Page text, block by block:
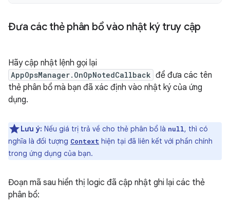
Đưa các thẻ phân bổ vào nhật ký truy cập
Hãy cập nhật lệnh gọi lại
AppOpsManager.OnOpNotedCallback để đưa các tên
thẻ phân bổ mà bạn đã xác định vào nhật ký của ứng
dụng.
Lưu ý: Nếu giá trị trả về cho thẻ phân bổ là null, thì có
nghĩa là đối tượng Context hiện tại đã liên kết với phần chính
trong ứng dụng của bạn.
Đoạn mã sau hiển thị logic đã cập nhật ghi lại các thẻ
phân bổ: